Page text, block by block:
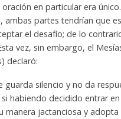
en particular era único.
ambas partes tendrían que
el desafío; de lo
vez, sin embargo, el
declaró:
guarda silencio y no da
habiendo decidido entrar en
manera jactanciosa y adopta